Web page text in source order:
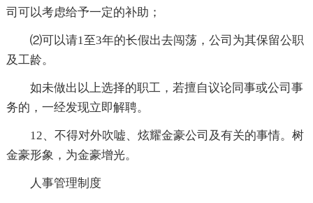
司可以考虑给予一定的补助；
⑵可以请1至3年的长假出去闯荡，公司为其保留公职
及工龄。
如未做出以上选择的职工，若擅自议论同事或公司事
务的，一经发现立即解聘。
12、不得对外吹嘘、炫耀金豪公司及有关的事情。树
金豪形象，为金豪增光。
人事管理制度